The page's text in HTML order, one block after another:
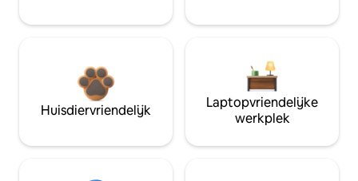
Huisdiervriendelijk
Laptopvriendelijke
werkplek